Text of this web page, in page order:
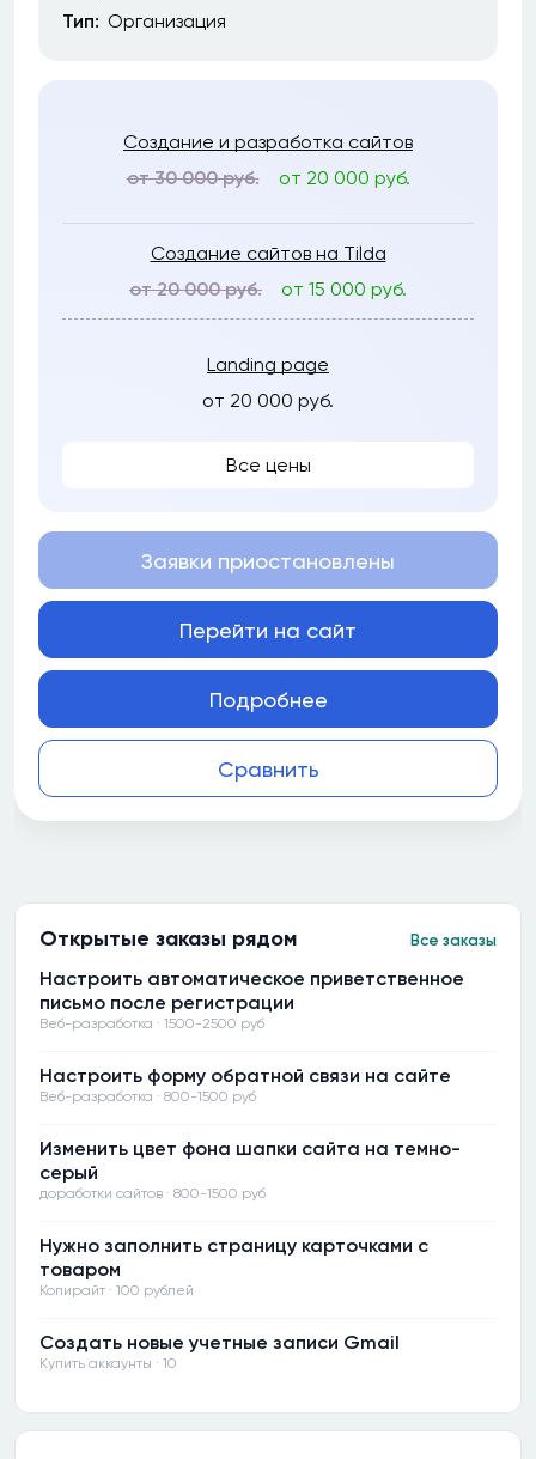
Тип: Организация
Создание и разработка сайтов
от 30 000 руб.
от 20 000 руб.
Создание сайтов на Tilda
от 20 000 руб.
от 15 000 руб.
Landing page
от 20 000 руб.
Все цены
Сравнить
Заявки приостановлены
Перейти на сайт
Подробнее
Открытые заказы рядом Все заказы
Настроить автоматическое приветственное
письмо после регистрации
Веб-разработка · 1500-2500 руб
Настроить форму обратной связи на сайте
Веб-разработка · 800-1500 руб
Изменить цвет фона шапки сайта на темно-
серый
доработки сайтов · 800-1500 руб
Нужно заполнить страницу карточками с
товаром
Копирайт · 100 рублей
Создать новые учетные записи Gmail
Купить аккаунты · 10